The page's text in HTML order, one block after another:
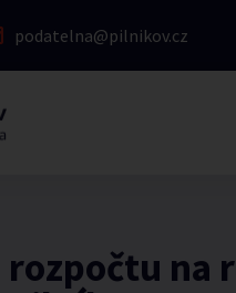
podatelna@pilnikov.cz
rozpočtu na